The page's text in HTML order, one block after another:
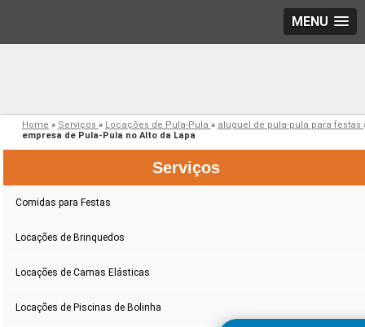
MENU
Home » Serviços » Locações de Pula-Pula » aluguel de pula-pula para festas
empresa de Pula-Pula no Alto da Lapa
Serviços
Comidas para Festas
Locações de Brinquedos
Locações de Camas Elásticas
Locações de Piscinas de Bolinha